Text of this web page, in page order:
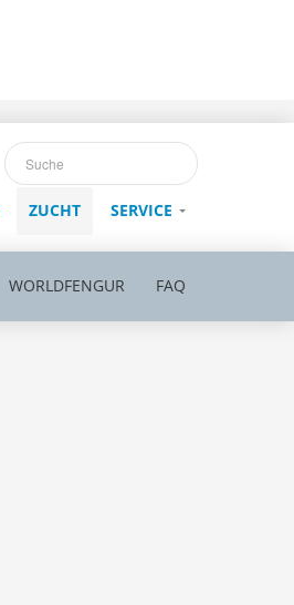
ZUCHT SERVICE
WORLDFENGUR FAQ